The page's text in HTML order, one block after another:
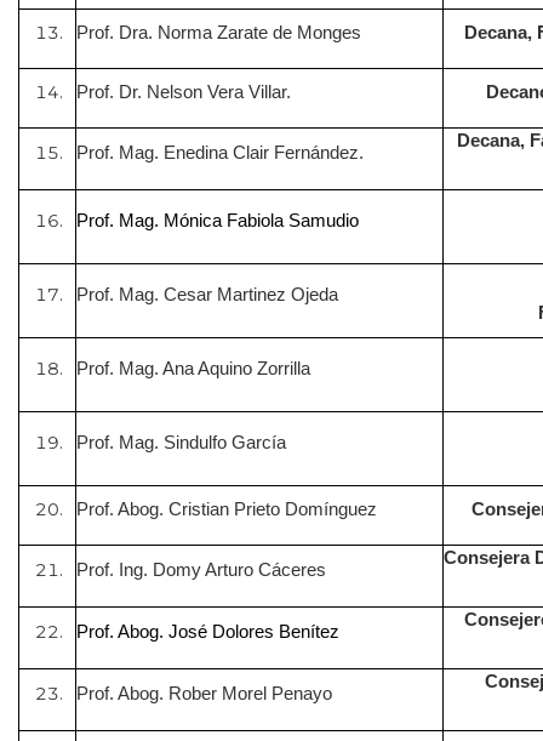
Prof. Dra. Norma Zarate de Monges Decana,
Prof. Dr. Nelson Vera Villar.
Prof. Mag. Enedina Clair Fernández.
Decana,
Prof. Mag. Mónica Fabiola Samudio
Prof. Mag. Cesar Martinez Ojeda
Prof. Mag. Ana Aquino Zorrilla
Prof. Mag. Sindulfo García
Prof. Abog. Cristian Prieto Domínguez
Prof. Ing. Domy Arturo Cáceres
Consejera
Prof. Abog. José Dolores Benítez
Prof. Abog. Rober Morel Penayo